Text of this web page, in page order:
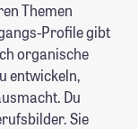
Themen
Profile gibt
organische
entwickeln,
Du
Sie